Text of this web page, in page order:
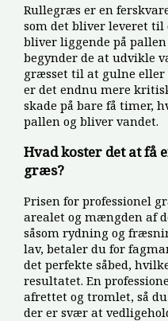
Rullegræs er en
som det bliver leveret til
bliver liggende på
begynder de at udvikle
græsset til at gulne eller
er det endnu mere
skade på bare få timer,
pallen og bliver vandet.
Hvad koster det at få
græs?
Prisen for professionel
arealet og mængden af
såsom rydning og
lav, betaler du for
det perfekte såbed,
resultatet. En
afrettet og tromlet, så
der er svær at